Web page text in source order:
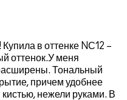
в оттенке NС12 –
оттенок.У меня
Тональный
причем удобнее
нежели руками. В